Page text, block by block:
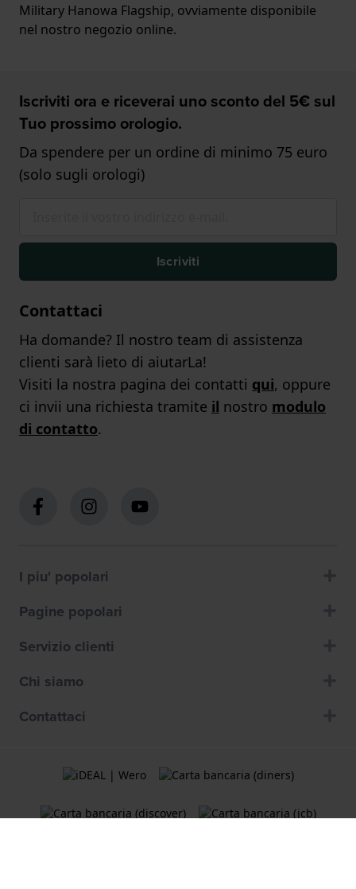
Military Hanowa Flagship, ovviamente disponibile
nel nostro negozio online.
Iscriviti ora e riceverai uno sconto del 5€ sul
Tuo prossimo orologio.
Da spendere per un ordine di minimo 75 euro
(solo sugli orologi)
Iscriviti
Contattaci
Ha domande? Il nostro team di assistenza
clienti sarà lieto di aiutarLa!
Visiti la nostra pagina dei contatti qui, oppure
ci invii una richiesta tramite il nostro modulo
di contatto.
I piu' popolari
Pagine popolari
Servizio clienti
Chi siamo
Contattaci